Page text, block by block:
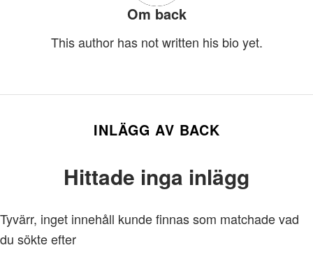
Om back
This author has not written his bio yet.
INLÄGG AV BACK
Hittade inga inlägg
Tyvärr, inget innehåll kunde finnas som matchade vad
du sökte efter